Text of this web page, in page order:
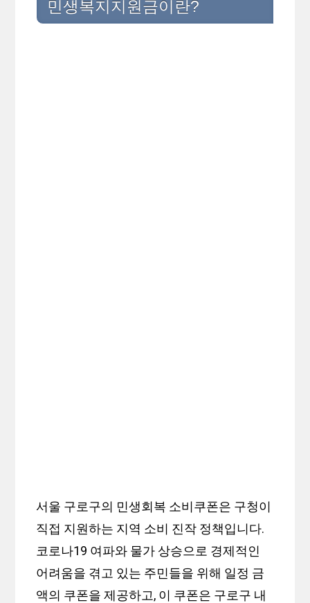
민생복지지원금이란?
서울 구로구의 민생회복 소비쿠폰은 구청이
직접 지원하는 지역 소비 진작 정책입니다.
코로나19 여파와 물가 상승으로 경제적인
어려움을 겪고 있는 주민들을 위해 일정 금
액의 쿠폰을 제공하고, 이 쿠폰은 구로구 내